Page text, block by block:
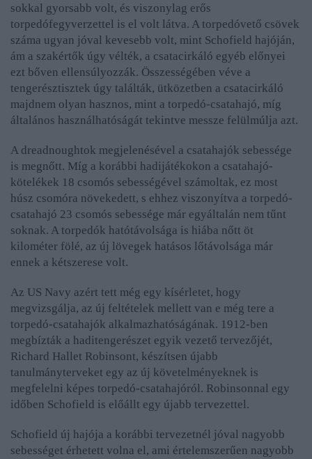
sokkal gyorsabb volt, és viszonylag erős
torpedófegyverzettel is el volt látva. A torpedóvető csövek
száma ugyan jóval kevesebb volt, mint Schofield hajóján,
ám a szakértők úgy vélték, a csatacirkáló egyéb előnyei
ezt bőven ellensúlyozzák. Összességében véve a
tengerésztisztek úgy találták, ütközetben a csatacirkáló
majdnem olyan hasznos, mint a torpedó-csatahajó, míg
általános használhatóságát tekintve messze felülmúlja azt.
A dreadnoughtok megjelenésével a csatahajók sebessége
is megnőtt. Míg a korábbi hadijátékokon a csatahajó-
kötelékek 18 csomós sebességével számoltak, ez most
húsz csomóra növekedett, s ehhez viszonyítva a torpedó-
csatahajó 23 csomós sebessége már egyáltalán nem tűnt
soknak. A torpedók hatótávolsága is hiába nőtt öt
kilométer fölé, az új lövegek hatásos lőtávolsága már
ennek a kétszerese volt.
Az US Navy azért tett még egy kísérletet, hogy
megvizsgálja, az új feltételek mellett van e még tere a
torpedó-csatahajók alkalmazhatóságának. 1912-ben
megbízták a haditengerészet egyik vezető tervezőjét,
Richard Hallet Robinsont, készítsen újabb
tanulmányterveket egy az új követelményeknek is
megfelelni képes torpedó-csatahajóról. Robinsonnal egy
időben Schofield is előállt egy újabb tervezettel.
Schofield új hajója a korábbi tervezetnél jóval nagyobb
sebességet érhetett volna el, ami értelemszerűen nagyobb